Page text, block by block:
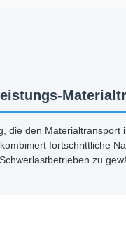
die den Materialtransport
fortschrittliche
zu